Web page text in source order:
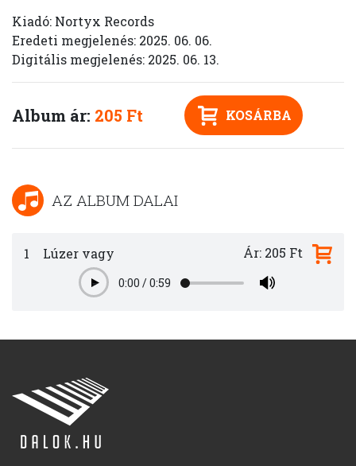
Kiadó: Nortyx Records
Eredeti megjelenés: 2025. 06. 06.
Digitális megjelenés: 2025. 06. 13.
Album ár: 205 Ft KOSÁRBA
AZ ALBUM DALAI
1 Lúzer vagy
Play0:00 /0:59
Ár: 205 Ft